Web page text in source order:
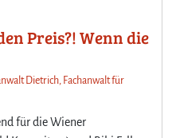
Preis?! Wenn die
Dietrich, Fachanwalt für
für die Wiener